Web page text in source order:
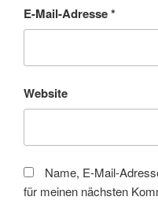
E-Mail-Adresse*
Website
Name, E-Mail-
für meinen nächsten